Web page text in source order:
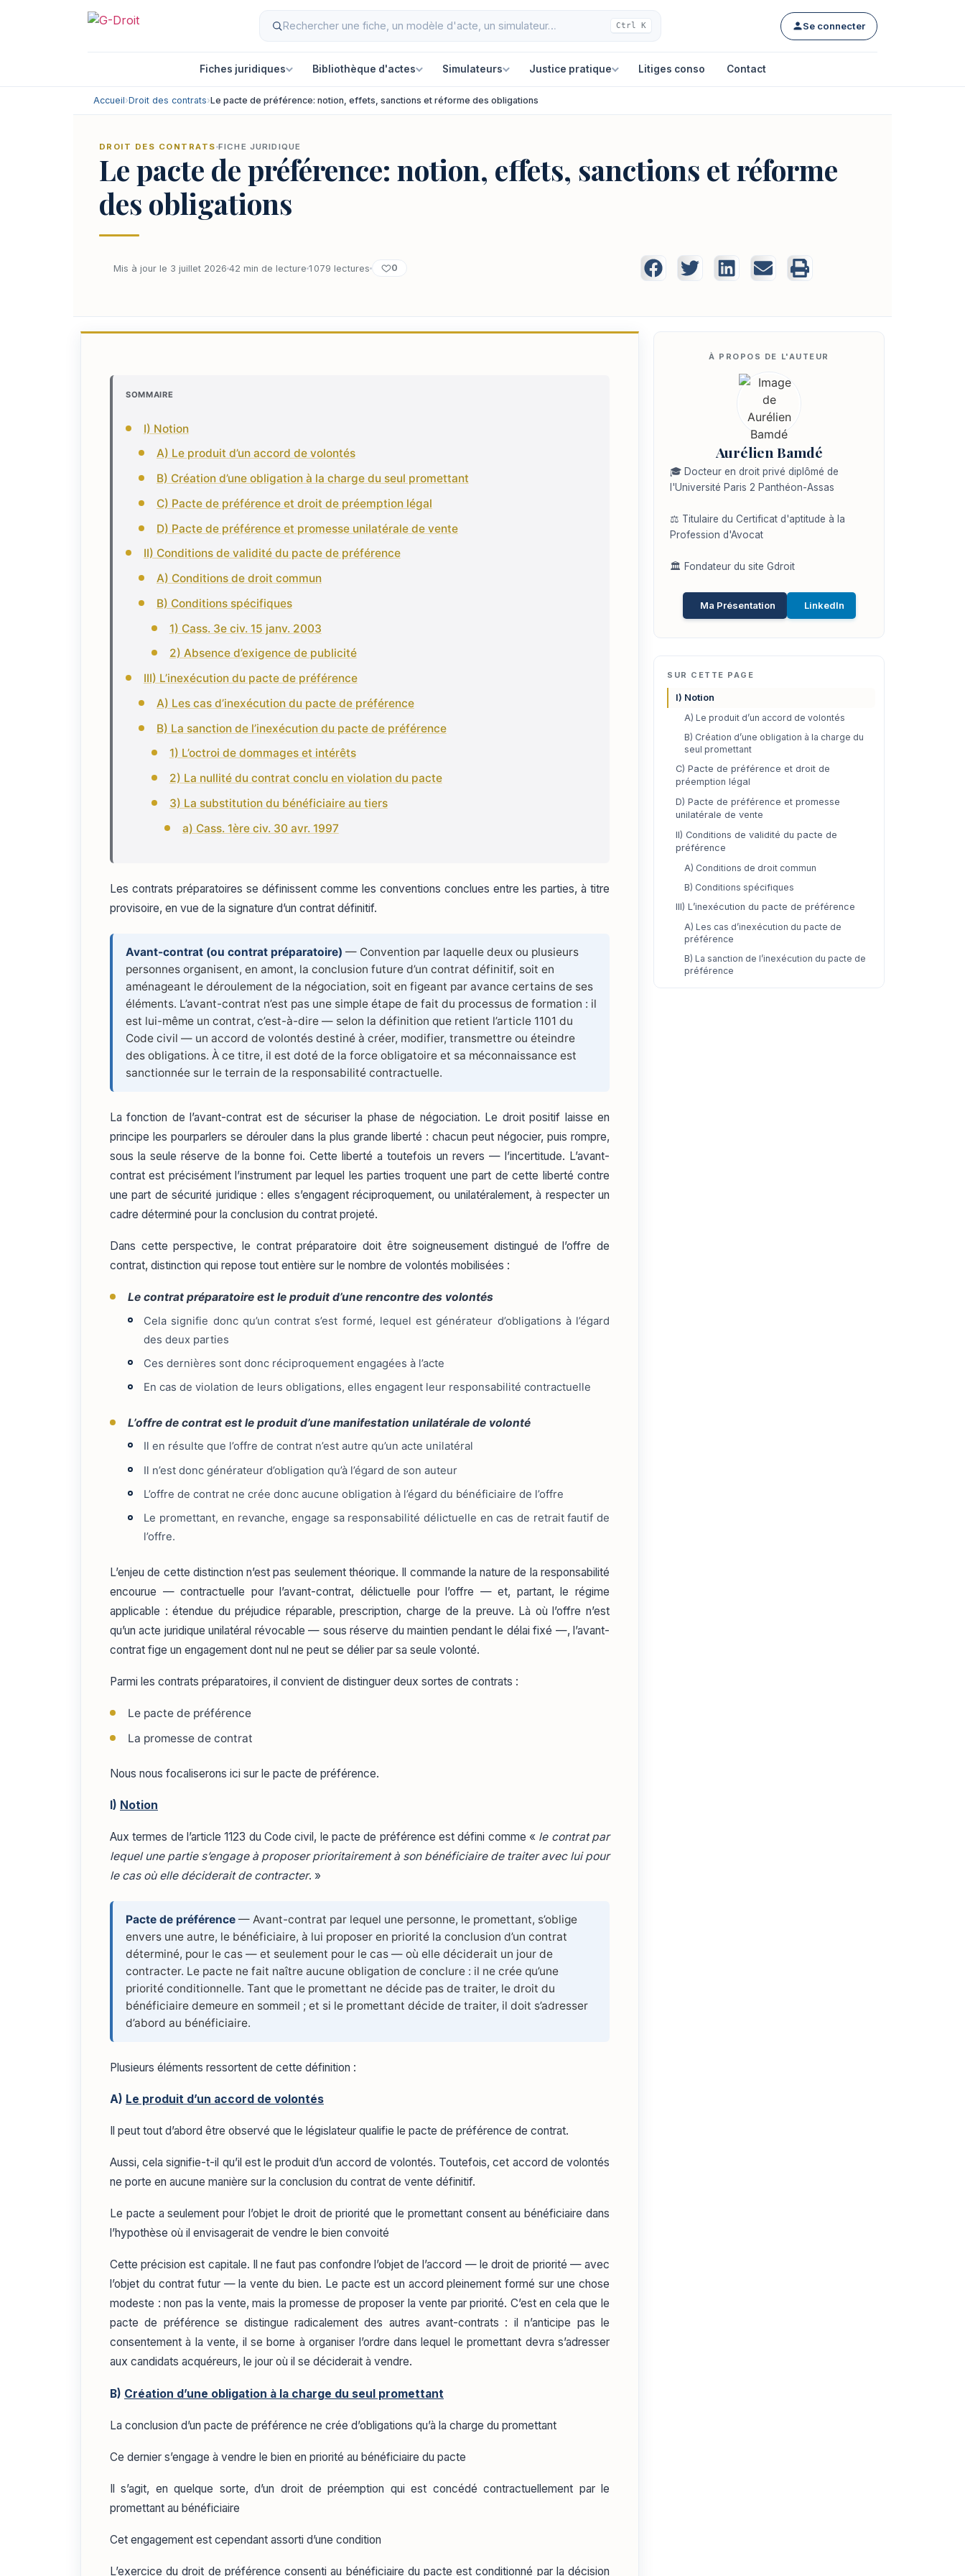
Ctrl K Se connecter
Fiches juridiques Bibliothèque d'actes Simulateurs Justice pratique Litiges conso Contact
Accueil›Droit des contrats›Le pacte de préférence: notion, effets, sanctions et réforme des obligations
DROIT DES CONTRATS FICHE JURIDIQUE
Le pacte de préférence: notion, effets, sanctions et réforme
des obligations
Mis à jour le 3 juillet 2026 42 min de lecture 1 079 lectures 0
SOMMAIRE
I) Notion
A) Le produit d’un accord de volontés
B) Création d’une obligation à la charge du seul promettant
C) Pacte de préférence et droit de préemption légal
D) Pacte de préférence et promesse unilatérale de vente
II) Conditions de validité du pacte de préférence
A) Conditions de droit commun
B) Conditions spécifiques
1) Cass. 3e civ. 15 janv. 2003
2) Absence d’exigence de publicité
III) L’inexécution du pacte de préférence
A) Les cas d’inexécution du pacte de préférence
B) La sanction de l’inexécution du pacte de préférence
1) L’octroi de dommages et intérêts
2) La nullité du contrat conclu en violation du pacte
3) La substitution du bénéficiaire au tiers
a) Cass. 1ère civ. 30 avr. 1997
Les contrats préparatoires se définissent comme les conventions conclues entre les parties, à titre
provisoire, en vue de la signature d’un contrat définitif.
Avant-contrat (ou contrat préparatoire) — Convention par laquelle deux ou plusieurs
personnes organisent, en amont, la conclusion future d’un contrat définitif, soit en
aménageant le déroulement de la négociation, soit en figeant par avance certains de ses
éléments. L’avant-contrat n’est pas une simple étape de fait du processus de formation : il
est lui-même un contrat, c’est-à-dire — selon la définition que retient l’article 1101 du
Code civil — un accord de volontés destiné à créer, modifier, transmettre ou éteindre
des obligations. À ce titre, il est doté de la force obligatoire et sa méconnaissance est
sanctionnée sur le terrain de la responsabilité contractuelle.
La fonction de l’avant-contrat est de sécuriser la phase de négociation. Le droit positif laisse en
principe les pourparlers se dérouler dans la plus grande liberté : chacun peut négocier, puis rompre,
sous la seule réserve de la bonne foi. Cette liberté a toutefois un revers — l’incertitude. L’avant-
contrat est précisément l’instrument par lequel les parties troquent une part de cette liberté contre
une part de sécurité juridique : elles s’engagent réciproquement, ou unilatéralement, à respecter un
cadre déterminé pour la conclusion du contrat projeté.
Dans cette perspective, le contrat préparatoire doit être soigneusement distingué de l’offre de
contrat, distinction qui repose tout entière sur le nombre de volontés mobilisées :
Le contrat préparatoire est le produit d’une rencontre des volontés
Cela signifie donc qu’un contrat s’est formé, lequel est générateur d’obligations à l’égard
des deux parties
Ces dernières sont donc réciproquement engagées à l’acte
En cas de violation de leurs obligations, elles engagent leur responsabilité contractuelle
L’offre de contrat est le produit d’une manifestation unilatérale de volonté
Il en résulte que l’offre de contrat n’est autre qu’un acte unilatéral
Il n’est donc générateur d’obligation qu’à l’égard de son auteur
L’offre de contrat ne crée donc aucune obligation à l’égard du bénéficiaire de l’offre
Le promettant, en revanche, engage sa responsabilité délictuelle en cas de retrait fautif de
l’offre.
L’enjeu de cette distinction n’est pas seulement théorique. Il commande la nature de la responsabilité
encourue — contractuelle pour l’avant-contrat, délictuelle pour l’offre — et, partant, le régime
applicable : étendue du préjudice réparable, prescription, charge de la preuve. Là où l’offre n’est
qu’un acte juridique unilatéral révocable — sous réserve du maintien pendant le délai fixé —, l’avant-
contrat fige un engagement dont nul ne peut se délier par sa seule volonté.
Parmi les contrats préparatoires, il convient de distinguer deux sortes de contrats :
Le pacte de préférence
La promesse de contrat
Nous nous focaliserons ici sur le pacte de préférence.
I) Notion
Aux termes de l’article 1123 du Code civil, le pacte de préférence est défini comme « le contrat par
lequel une partie s’engage à proposer prioritairement à son bénéficiaire de traiter avec lui pour
le cas où elle déciderait de contracter. »
Pacte de préférence — Avant-contrat par lequel une personne, le promettant, s’oblige
envers une autre, le bénéficiaire, à lui proposer en priorité la conclusion d’un contrat
déterminé, pour le cas — et seulement pour le cas — où elle déciderait un jour de
contracter. Le pacte ne fait naître aucune obligation de conclure : il ne crée qu’une
priorité conditionnelle. Tant que le promettant ne décide pas de traiter, le droit du
bénéficiaire demeure en sommeil ; et si le promettant décide de traiter, il doit s’adresser
d’abord au bénéficiaire.
Plusieurs éléments ressortent de cette définition :
A) Le produit d’un accord de volontés
Il peut tout d’abord être observé que le législateur qualifie le pacte de préférence de contrat.
Aussi, cela signifie-t-il qu’il est le produit d’un accord de volontés. Toutefois, cet accord de volontés
ne porte en aucune manière sur la conclusion du contrat de vente définitif.
Le pacte a seulement pour l’objet le droit de priorité que le promettant consent au bénéficiaire dans
l’hypothèse où il envisagerait de vendre le bien convoité
Cette précision est capitale. Il ne faut pas confondre l’objet de l’accord — le droit de priorité — avec
l’objet du contrat futur — la vente du bien. Le pacte est un accord pleinement formé sur une chose
modeste : non pas la vente, mais la promesse de proposer la vente par priorité. C’est en cela que le
pacte de préférence se distingue radicalement des autres avant-contrats : il n’anticipe pas le
consentement à la vente, il se borne à organiser l’ordre dans lequel le promettant devra s’adresser
aux candidats acquéreurs, le jour où il se déciderait à vendre.
B) Création d’une obligation à la charge du seul promettant
La conclusion d’un pacte de préférence ne crée d’obligations qu’à la charge du promettant
Ce dernier s’engage à vendre le bien en priorité au bénéficiaire du pacte
Il s’agit, en quelque sorte, d’un droit de préemption qui est concédé contractuellement par le
promettant au bénéficiaire
Cet engagement est cependant assorti d’une condition
L’exercice du droit de préférence consenti au bénéficiaire du pacte est conditionné par la décision
Aurélien Bamdé
🎓 Docteur en droit privé diplômé de
l'Université Paris 2 Panthéon-Assas
⚖️ Titulaire du Certificat d'aptitude à la
Profession d'Avocat
🏛️ Fondateur du site Gdroit
Ma Présentation LinkedIn
SUR CETTE PAGE
I) Notion
A) Le produit d’un accord de volontés
B) Création d’une obligation à la charge du
seul promettant
C) Pacte de préférence et droit de
préemption légal
D) Pacte de préférence et promesse
unilatérale de vente
II) Conditions de validité du pacte de
préférence
A) Conditions de droit commun
B) Conditions spécifiques
III) L’inexécution du pacte de préférence
A) Les cas d’inexécution du pacte de
préférence
B) La sanction de l’inexécution du pacte de
préférence